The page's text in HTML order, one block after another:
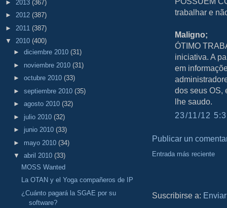
► 2013 (367)
► 2012 (387)
► 2011 (387)
▼ 2010 (400)
► diciembre 2010 (31)
► noviembre 2010 (31)
► octubre 2010 (33)
► septiembre 2010 (35)
► agosto 2010 (32)
► julio 2010 (32)
► junio 2010 (33)
► mayo 2010 (34)
▼ abril 2010 (33)
MOSS Wanted
La OTAN y el Yoga compañeros de IP
¿Cuánto pagará la SGAE por su
software?
trabalhar e
Maligno;
ÓTIMO
iniciativa. A
em
dos seus OS,
lhe saudo.
23/11/12
Publicar un
Entrada más reciente
Suscribirse a: